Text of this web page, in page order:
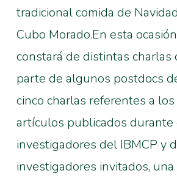
tradicional comida de
Cubo Morado.En esta
constará de distintas charlas
parte de algunos postdocs
cinco charlas referentes a
artículos publicados durante
investigadores del IBMCP y
investigadores invitados,